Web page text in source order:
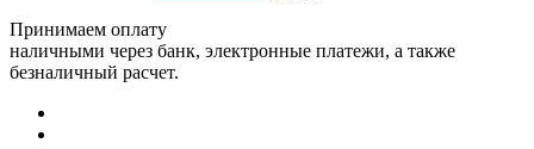
Принимаем оплату
наличными через банк, электронные платежи, а также
безналичный расчет.